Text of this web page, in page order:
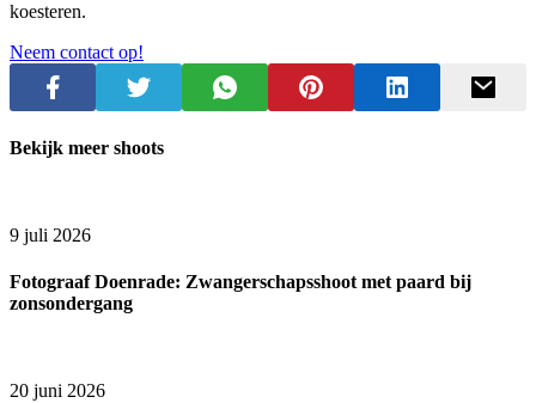
koesteren.
Neem contact op!
Bekijk meer shoots
9 juli 2026
Fotograaf Doenrade: Zwangerschapsshoot met paard bij
zonsondergang
20 juni 2026